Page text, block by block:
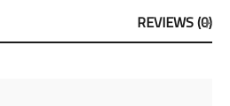
REVIEWS (0)